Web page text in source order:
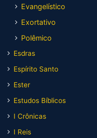
Evangelístico
Exortativo
Polêmico
Esdras
Espírito Santo
Ester
Estudos Bíblicos
I Crônicas
I Reis